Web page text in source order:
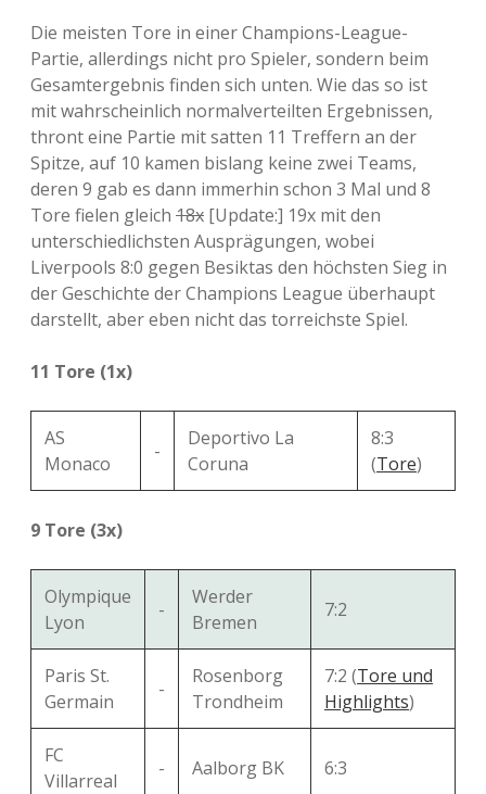
Die meisten Tore in einer Champions-League-
Partie, allerdings nicht pro Spieler, sondern beim
Gesamtergebnis finden sich unten. Wie das so ist
mit wahrscheinlich normalverteilten Ergebnissen,
thront eine Partie mit satten 11 Treffern an der
Spitze, auf 10 kamen bislang keine zwei Teams,
deren 9 gab es dann immerhin schon 3 Mal und 8
Tore fielen gleich 18x [Update:] 19x mit den
unterschiedlichsten Ausprägungen, wobei
Liverpools 8:0 gegen Besiktas den höchsten Sieg in
der Geschichte der Champions League überhaupt
darstellt, aber eben nicht das torreichste Spiel.
11 Tore (1x)
AS
Monaco
-
Deportivo La
Coruna
8:3
(Tore)
9 Tore (3x)
Olympique
Lyon
-
Werder
Bremen
7:2
Paris St.
Germain
-
Rosenborg
Trondheim
7:2 (Tore und
Highlights)
FC
Villarreal
- Aalborg BK 6:3